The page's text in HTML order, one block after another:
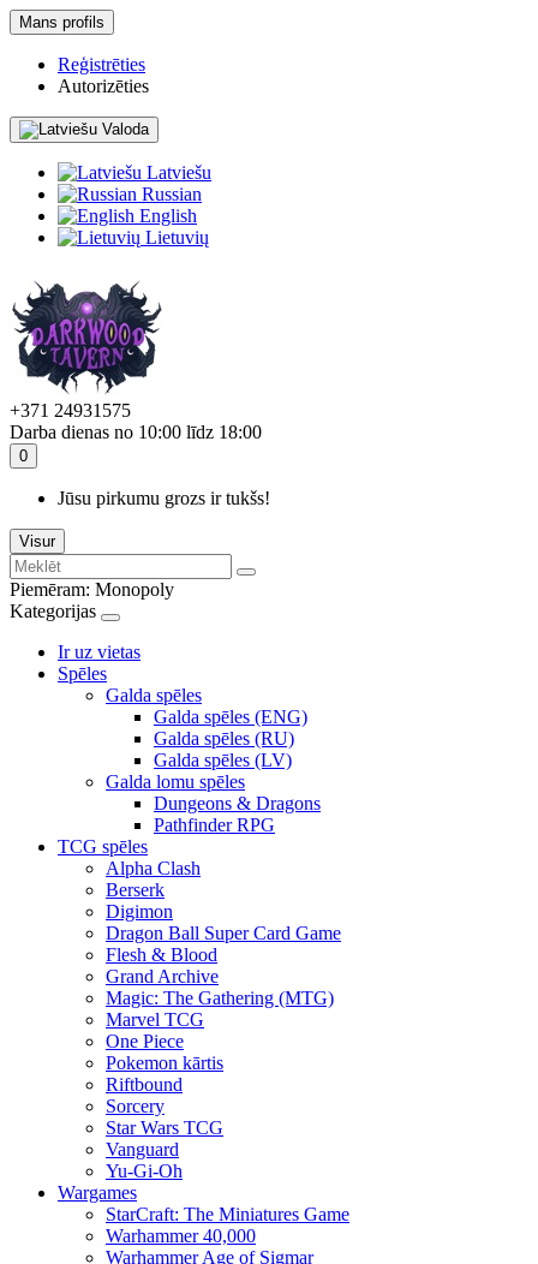
Mans profils
Reģistrēties
Autorizēties
Valoda
Latviešu
Russian
English
Lietuvių
+371 24931575
Darba dienas no 10:00 līdz 18:00
0
Jūsu pirkumu grozs ir tukšs!
Visur
Piemēram: Monopoly
Kategorijas
Ir uz vietas
Spēles
Galda spēles
Galda spēles (ENG)
Galda spēles (RU)
Galda spēles (LV)
Galda lomu spēles
Dungeons & Dragons
Pathfinder RPG
TCG spēles
Alpha Clash
Berserk
Digimon
Dragon Ball Super Card Game
Flesh & Blood
Grand Archive
Magic: The Gathering (MTG)
Marvel TCG
One Piece
Pokemon kārtis
Riftbound
Sorcery
Star Wars TCG
Vanguard
Yu-Gi-Oh
Wargames
StarCraft: The Miniatures Game
Warhammer 40,000
Warhammer Age of Sigmar